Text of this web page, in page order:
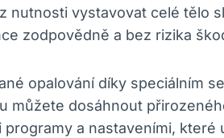
vystavovat celé tělo
zodpovědně a bez rizika
opalování díky speciálním
můžete dosáhnout
a nastaveními,